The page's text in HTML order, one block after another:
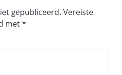
gepubliceerd. Vereiste
met*